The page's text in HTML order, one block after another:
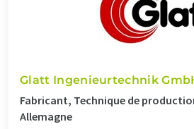
Glatt Ingenieurtechnik
Fabricant, Technique de
Allemagne